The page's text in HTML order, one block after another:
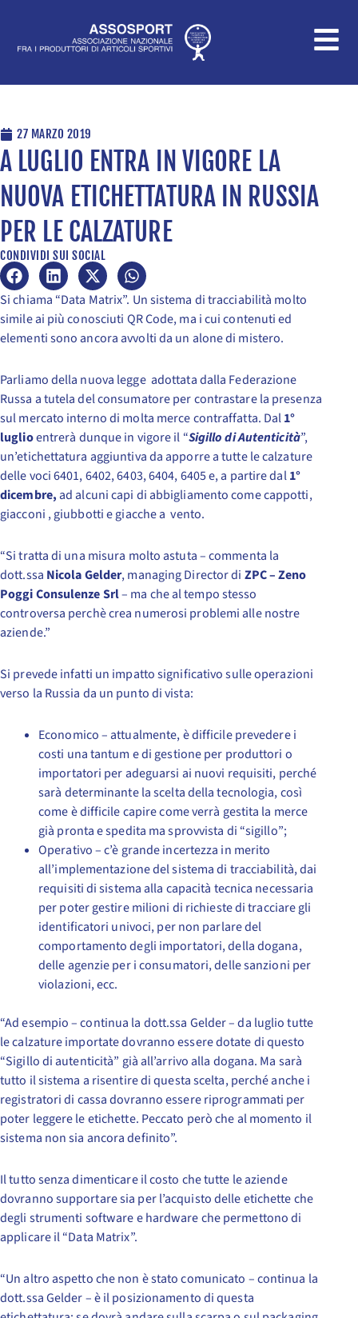
contenuto
27 MARZO 2019
A LUGLIO ENTRA IN VIGORE LA
NUOVA ETICHETTATURA IN RUSSIA
PER LE CALZATURE
CONDIVIDI SUI SOCIAL
Si chiama “Data Matrix”. Un sistema di tracciabilità molto
simile ai più conosciuti QR Code, ma i cui contenuti ed
elementi sono ancora avvolti da un alone di mistero.
Parliamo della nuova legge adottata dalla Federazione
Russa a tutela del consumatore per contrastare la presenza
sul mercato interno di molta merce contraffatta. Dal1°
luglioentrerà dunque in vigore il “Sigillo di Autenticità”,
un’etichettatura aggiuntiva da apporre a tutte le calzature
delle voci 6401, 6402, 6403, 6404, 6405 e, a partire dal1°
dicembre, ad alcuni capi di abbigliamento come cappotti,
giacconi , giubbotti e giacche a vento.
“Si tratta di una misura molto astuta – commenta la
dott.ssa Nicola Gelder, managing Director di ZPC – Zeno
Poggi Consulenze Srl– ma che al tempo stesso
controversa perchè crea numerosi problemi alle nostre
aziende.”
Si prevede infatti un impatto significativo sulle operazioni
verso la Russia da un punto di vista:
Economico – attualmente, è difficile prevedere i
costi una tantum e di gestione per produttori o
importatori per adeguarsi ai nuovi requisiti, perché
sarà determinante la scelta della tecnologia, così
come è difficile capire come verrà gestita la merce
già pronta e spedita ma sprovvista di “sigillo”;
Operativo – c’è grande incertezza in merito
all’implementazione del sistema di tracciabilità, dai
requisiti di sistema alla capacità tecnica necessaria
per poter gestire milioni di richieste di tracciare gli
identificatori univoci, per non parlare del
comportamento degli importatori, della dogana,
delle agenzie per i consumatori, delle sanzioni per
violazioni, ecc.
“Ad esempio – continua la dott.ssa Gelder – da luglio tutte
le calzature importate dovranno essere dotate di questo
“Sigillo di autenticità” già all’arrivo alla dogana. Ma sarà
tutto il sistema a risentire di questa scelta, perché anche i
registratori di cassa dovranno essere riprogrammati per
poter leggere le etichette. Peccato però che al momento il
sistema non sia ancora definito”.
Il tutto senza dimenticare il costo che tutte le aziende
dovranno supportare sia per l’acquisto delle etichette che
degli strumenti software e hardware che permettono di
applicare il “Data Matrix”.
“Un altro aspetto che non è stato comunicato – continua la
dott.ssa Gelder – è il posizionamento di questa